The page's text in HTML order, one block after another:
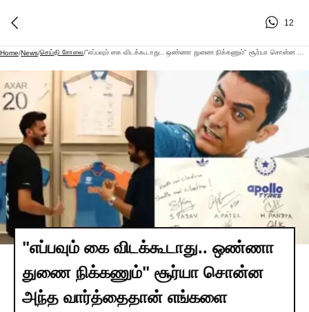
12
Home/News/செய்தி சோலை/
"எப்பவும் கை விடக்கூடாது.. ஒண்ணா
துணை நிக்கணும்" சூர்யா சொன்ன
அந்த வார்த்தைதான் எங்களை